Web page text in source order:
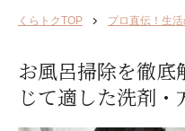
くらトクTOP プロ直伝！生
お風呂掃除を徹
じて適した洗剤・